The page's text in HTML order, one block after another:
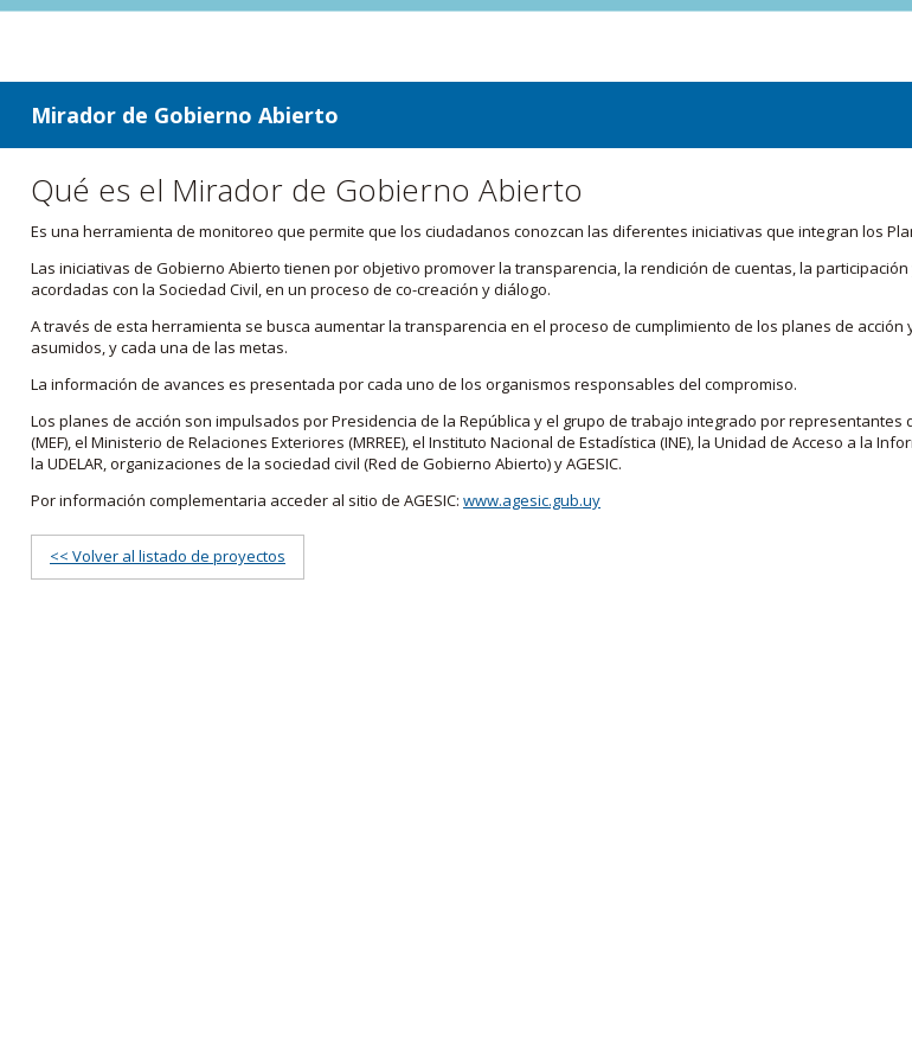
ir a contenido
ir al menú
Mirador de Gobierno Abierto
Qué es el Mirador de Gobierno Abierto
Es una herramienta de monitoreo que permite que los ciudadanos conozcan las diferentes iniciativas que integran los
Las iniciativas de Gobierno Abierto tienen por objetivo promover la transparencia, la rendición de cuentas, la
acordadas con la Sociedad Civil, en un proceso de co-creación y diálogo.
A través de esta herramienta se busca aumentar la transparencia en el proceso de cumplimiento de los planes de
asumidos, y cada una de las metas.
La información de avances es presentada por cada uno de los organismos responsables del compromiso.
Los planes de acción son impulsados por Presidencia de la República y el grupo de trabajo integrado por
(MEF), el Ministerio de Relaciones Exteriores (MRREE), el Instituto Nacional de Estadística (INE), la Unidad de Acceso a la
la UDELAR, organizaciones de la sociedad civil (Red de Gobierno Abierto) y AGESIC.
Por información complementaria acceder al sitio de AGESIC: www.agesic.gub.uy
<< Volver al listado de proyectos